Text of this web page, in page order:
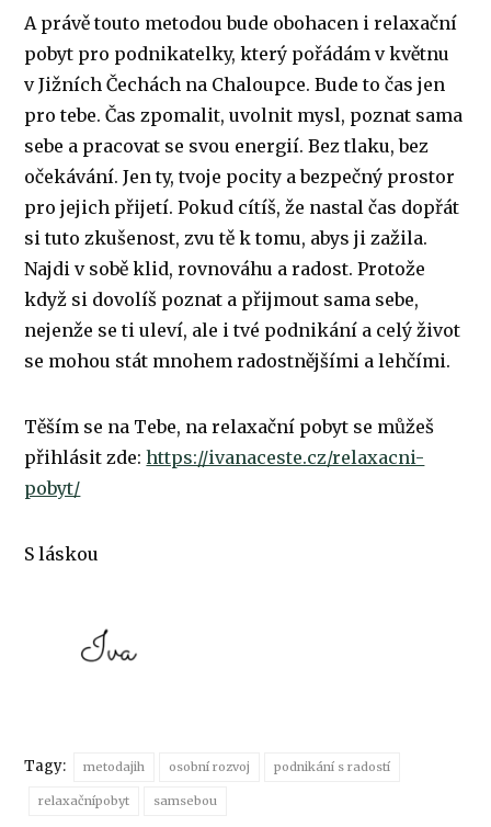
A právě touto metodou bude obohacen i relaxační
pobyt pro podnikatelky, který pořádám v květnu
v Jižních Čechách na Chaloupce. Bude to čas jen
pro tebe. Čas zpomalit, uvolnit mysl, poznat sama
sebe a pracovat se svou energií. Bez tlaku, bez
očekávání. Jen ty, tvoje pocity a bezpečný prostor
pro jejich přijetí. Pokud cítíš, že nastal čas dopřát
si tuto zkušenost, zvu tě k tomu, abys ji zažila.
Najdi v sobě klid, rovnováhu a radost. Protože
když si dovolíš poznat a přijmout sama sebe,
nejenže se ti uleví, ale i tvé podnikání a celý život
se mohou stát mnohem radostnějšími a lehčími.
Těším se na Tebe, na relaxační pobyt se můžeš
přihlásit zde:https://ivanaceste.cz/relaxacni-
pobyt/
S láskou
Tagy: metodajih osobní rozvoj podnikání s radostí
relaxačnípobyt samsebou